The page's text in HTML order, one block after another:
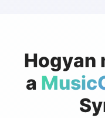
Hogyan
a